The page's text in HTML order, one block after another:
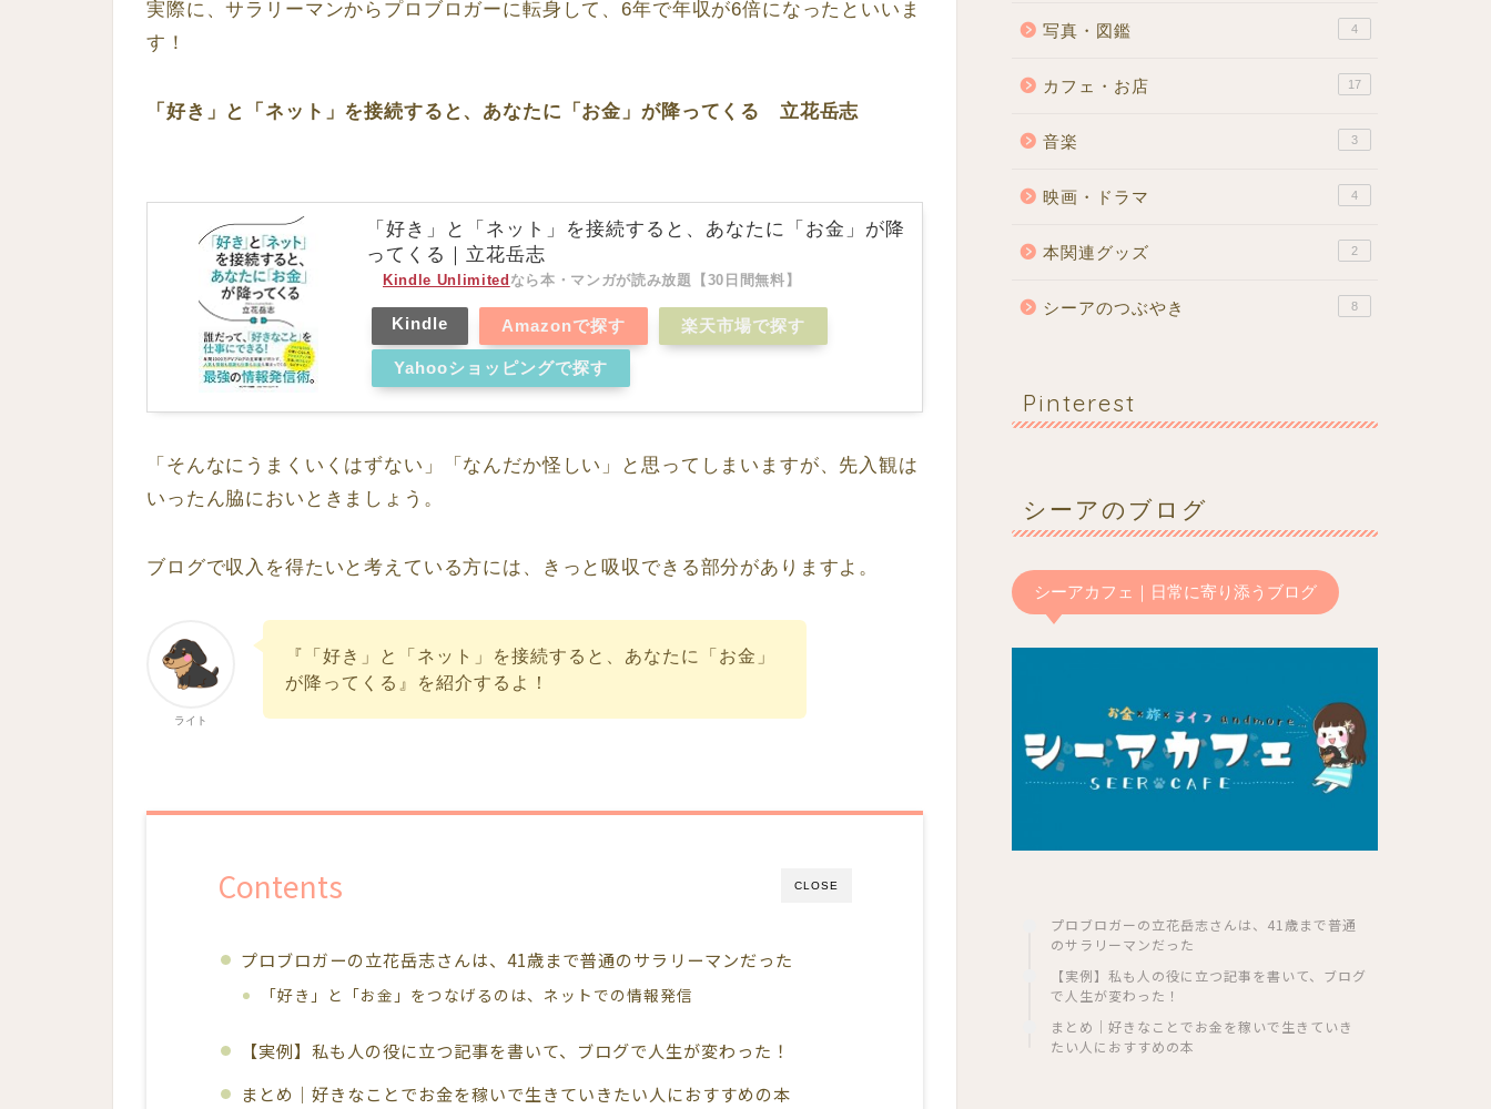
実際に、サラリーマンからプロブロガーに転身して、6年で年収が6倍になったといいま
す！
「好き」と「ネット」を接続すると、あなたに「お金」が降ってくる 立花岳志
「好き」と「ネット」を接続すると、あなたに「お金」が降
ってくる｜立花岳志
Kindle Unlimited なら本・マンガが読み放題【30日間無料】
Kindle Amazonで探す 楽天市場で探す
Yahooショッピングで探す
「そんなにうまくいくはずない」「なんだか怪しい」と思ってしまいますが、先入観は
いったん脇においときましょう。
ブログで収入を得たいと考えている方には、きっと吸収できる部分がありますよ。
ライト
『「好き」と「ネット」を接続すると、あなたに「お金」
が降ってくる』を紹介するよ！
CLOSE
Contents
プロブロガーの立花岳志さんは、41歳まで普通のサラリーマンだった
「好き」と「お金」をつなげるのは、ネットでの情報発信
【実例】私も人の役に立つ記事を書いて、ブログで人生が変わった！
まとめ｜好きなことでお金を稼いで生きていきたい人におすすめの本
写真・図鑑 4
カフェ・お店 17
音楽 3
映画・ドラマ 4
本関連グッズ 2
シーアのつぶやき 8
Pinterest
シーアのブログ
シーアカフェ｜日常に寄り添うブログ
プロブロガーの立花岳志さんは、41歳まで普通
のサラリーマンだった
【実例】私も人の役に立つ記事を書いて、ブログ
で人生が変わった！
まとめ｜好きなことでお金を稼いで生きていき
たい人におすすめの本